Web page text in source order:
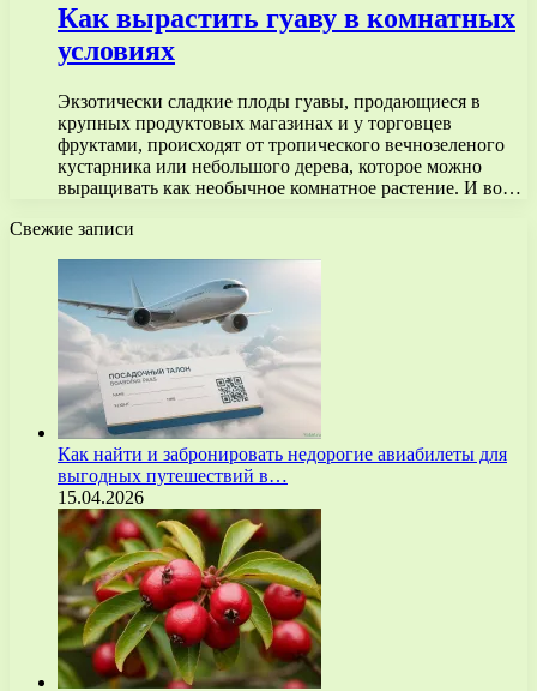
Как вырастить гуаву в комнатных
условиях
Экзотически сладкие плоды гуавы, продающиеся в
крупных продуктовых магазинах и у торговцев
фруктами, происходят от тропического вечнозеленого
кустарника или небольшого дерева, которое можно
выращивать как необычное комнатное растение. И во…
Свежие записи
Как найти и забронировать недорогие авиабилеты для
выгодных путешествий в…
15.04.2026